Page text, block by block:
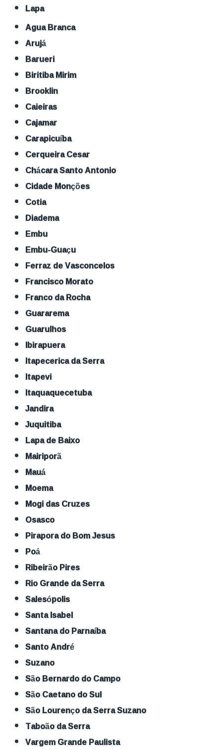
Lapa
Agua Branca
Arujá
Barueri
Biritiba Mirim
Brooklin
Caieiras
Cajamar
Carapicuíba
Cerqueira Cesar
Chácara Santo Antonio
Cidade Monções
Cotia
Diadema
Embu
Embu-Guaçu
Ferraz de Vasconcelos
Francisco Morato
Franco da Rocha
Guararema
Guarulhos
Ibirapuera
Itapecerica da Serra
Itapevi
Itaquaquecetuba
Jandira
Juquitiba
Lapa de Baixo
Mairiporã
Mauá
Moema
Mogi das Cruzes
Osasco
Pirapora do Bom Jesus
Poá
Ribeirão Pires
Rio Grande da Serra
Salesópolis
Santa Isabel
Santana do Parnaíba
Santo André
Suzano
São Bernardo do Campo
São Caetano do Sul
São Lourenço da Serra Suzano
Taboão da Serra
Vargem Grande Paulista